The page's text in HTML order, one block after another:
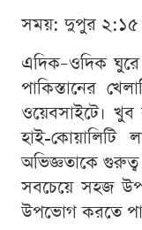
সময়: দুপুর ২:১৫
এদিক–ওদিক
পাকিস্তানের
ওয়েবসাইটে। খুব
হাই-কোয়ালিটি
অভিজ্ঞতাকে
সবচেয়ে সহজ
উপভোগ করতে